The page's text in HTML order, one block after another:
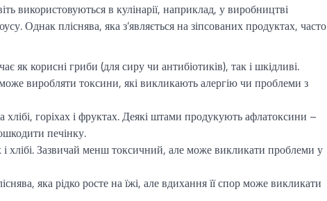
використовуються в кулінарії, наприклад, у виробництві
Однак пліснява, яка з’являється на зіпсованих продуктах, часто
як корисні гриби (для сиру чи антибіотиків), так і шкідливі.
виробляти токсини, які викликають алергію чи проблеми з
горіхах і фруктах. Деякі штами продукують афлатоксини –
печінку.
і хлібі. Зазвичай менш токсичний, але може викликати проблеми у
яка рідко росте на їжі, але вдихання її спор може викликати